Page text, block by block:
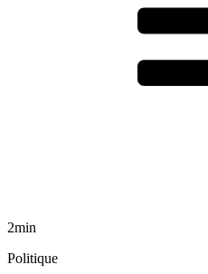
2min
Politique